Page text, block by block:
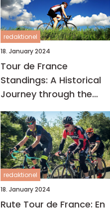
redaktionel
18. January 2024
Tour de France
Standings: A Historical
Journey through the
Worlds Most Prestigious
Cycling Race
redaktionel
18. January 2024
Rute Tour de France: En